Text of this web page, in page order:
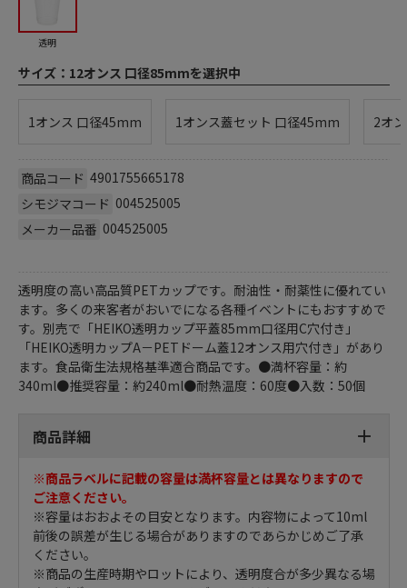
透明
サイズ： 12オンス 口径85mmを選択中
1オンス 口径45mm 1オンス蓋セット 口径45mm 2オ
商品コード 4901755665178
シモジマコード 004525005
メーカー品番 004525005
透明度の高い高品質PETカップです。耐油性・耐薬性に優れてい
ます。多くの来客者がおいでになる各種イベントにもおすすめで
す。別売で「HEIKO透明カップ平蓋85mm口径用C穴付き」
「HEIKO透明カップA－PETドーム蓋12オンス用穴付き」があり
ます。食品衛生法規格基準適合商品です。●満杯容量：約
340ml●推奨容量：約240ml●耐熱温度：60度●入数：50個
商品詳細
※商品ラベルに記載の容量は満杯容量とは異なりますので
ご注意ください。
※容量はおおよその目安となります。内容物によって10ml
前後の誤差が生じる場合がありますのであらかじめご了承
ください。
※商品の生産時期やロットにより、透明度合が多少異なる場